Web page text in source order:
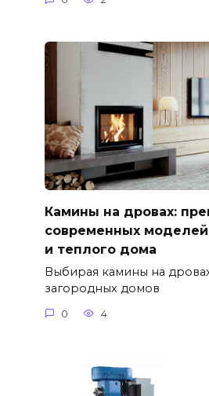
Камины на дровах:
современных
и теплого дома
Выбирая камины на
загородных домов
0 4